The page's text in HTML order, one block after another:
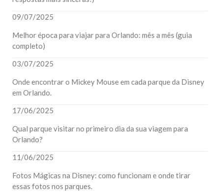
09/07/2025
Melhor época para viajar para Orlando: mês a mês (guia
completo)
03/07/2025
Onde encontrar o Mickey Mouse em cada parque da Disney
em Orlando.
17/06/2025
Qual parque visitar no primeiro dia da sua viagem para
Orlando?
11/06/2025
Fotos Mágicas na Disney: como funcionam e onde tirar
essas fotos nos parques.